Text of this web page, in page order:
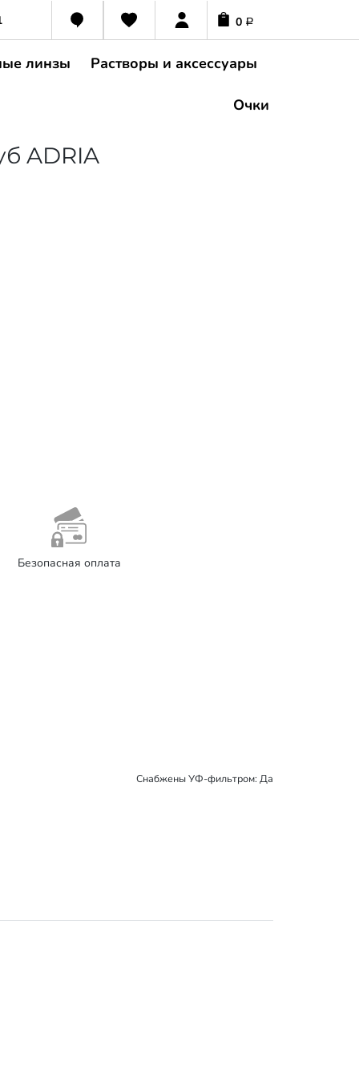
0 Р
линзы Растворы и аксессуары
Очки
ADRIA
Безопасная оплата
Снабжены УФ-фильтром: Да